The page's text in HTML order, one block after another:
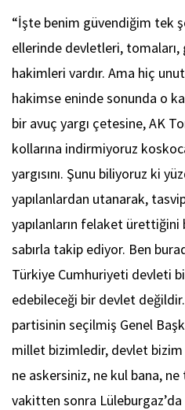
“İşte benim güvendiğim tek
ellerinde devletleri, tomaları,
hakimleri vardır. Ama hiç
hakimse eninde sonunda o
bir avuç yargı çetesine, AK
kollarına indirmiyoruz
yargısını. Şunu biliyoruz ki
yapılanlardan utanarak,
yapılanların felaket
sabırla takip ediyor. Ben
Türkiye Cumhuriyeti devleti
edebileceği bir devlet
partisinin seçilmiş Genel
millet bizimledir, devlet
ne askersiniz, ne kul bana,
vakitten sonra